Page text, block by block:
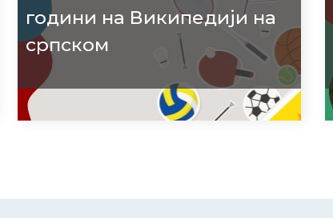
години на Википедији на
српском